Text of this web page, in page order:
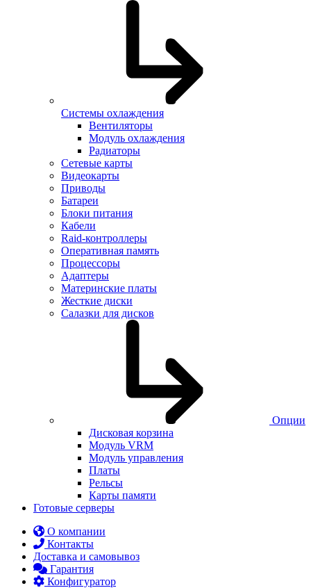
Системы охлаждения
Вентиляторы
Модуль охлаждения
Радиаторы
Сетевые карты
Видеокарты
Приводы
Батареи
Блоки питания
Кабели
Raid-контроллеры
Оперативная память
Процессоры
Адаптеры
Материнские платы
Жесткие диски
Салазки для дисков
Опции
Дисковая корзина
Модуль VRM
Модуль управления
Платы
Рельсы
Карты памяти
Готовые серверы
О компании
Контакты
Доставка и самовывоз
Гарантия
Конфигуратор